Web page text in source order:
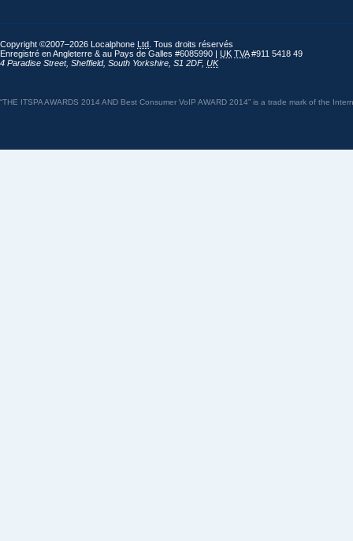
Copyright ©2007–2026 Localphone Ltd . Tous droits réservés
Enregistré en Angleterre & au Pays de Galles #6085990 | UK TVA#911 5418 49
4 Paradise Street, Sheffield, South Yorkshire S1 2DF, UK
“THE ITSPA AWARDS 2014 AND Best Consumer VoIP AWARD 2014” is a trade mark of the